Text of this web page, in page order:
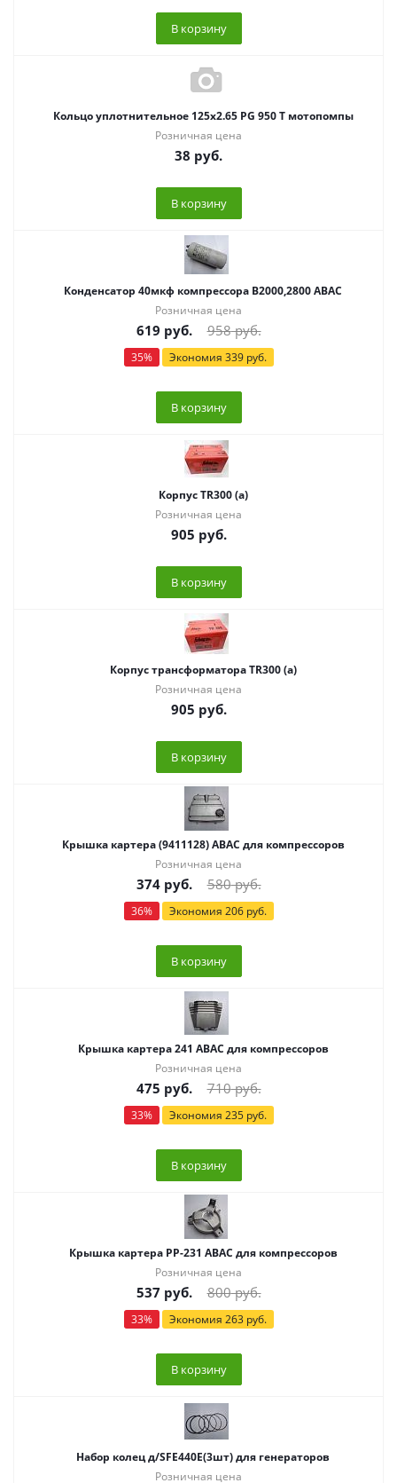
В корзину
Кольцо уплотнительное 125х2.65 PG 950 T мотопомпы
Розничная цена
38 руб.
В корзину
Конденсатор 40мкф компрессора В2000,2800 ABAC
Розничная цена
619 руб. 958руб.
35% Экономия 339руб.
В корзину
Корпус TR300 (а)
Розничная цена
905 руб.
В корзину
Корпус трансформатора TR300 (а)
Розничная цена
905 руб.
В корзину
Крышка картера (9411128) ABAC для компрессоров
Розничная цена
374руб. 580руб.
36% Экономия 206руб.
В корзину
Крышка картера 241 ABAC для компрессоров
Розничная цена
475 руб. 710руб.
33% Экономия 235руб.
В корзину
Крышка картера PP-231 ABAC для компрессоров
Розничная цена
537 руб. 800руб.
33% Экономия 263руб.
В корзину
Набор колец д/SFE440E(3шт) для генераторов
Розничная цена